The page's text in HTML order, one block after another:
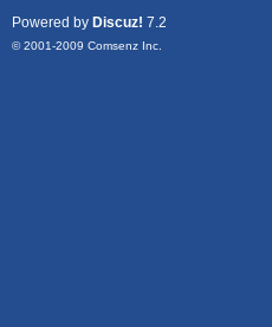
Powered by Discuz! 7.2
© 2001-2009 Comsenz Inc.